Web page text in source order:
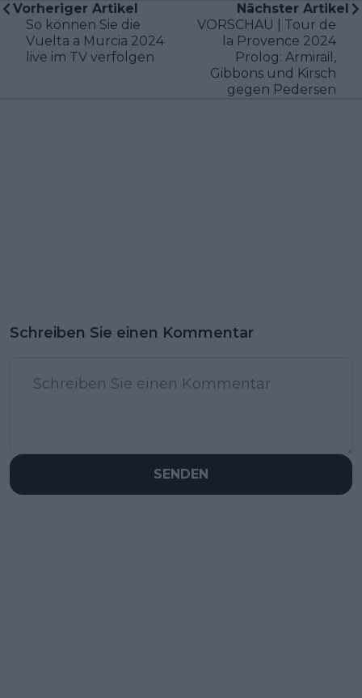
Vorheriger Artikel
So können Sie die
Vuelta a Murcia 2024
live im TV verfolgen
Nächster Artikel
VORSCHAU | Tour de
la Provence 2024
Prolog: Armirail,
Gibbons und Kirsch
gegen Pedersen
Schreiben Sie einen Kommentar
SENDEN